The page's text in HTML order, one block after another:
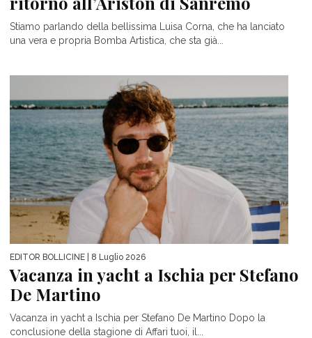
Stiamo parlando della bellissima Luisa Corna, che ha lanciato
una vera e propria Bomba Artistica, che sta già...
EDITOR BOLLICINE | 8 Luglio 2026
Vacanza in yacht a Ischia per Stefano
De Martino
Vacanza in yacht a Ischia per Stefano De Martino Dopo la
conclusione della stagione di Affari tuoi, il...